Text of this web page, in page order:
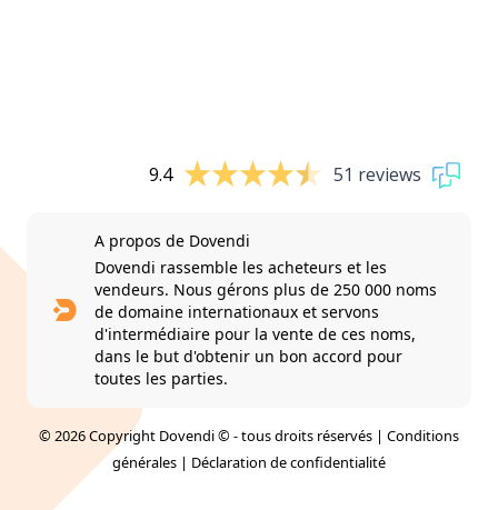
9.4 51 reviews
A propos de Dovendi
Dovendi rassemble les acheteurs et les
vendeurs. Nous gérons plus de 250 000 noms
de domaine internationaux et servons
d'intermédiaire pour la vente de ces noms,
dans le but d'obtenir un bon accord pour
toutes les parties.
© 2026 Copyright Dovendi © - tous droits réservés | Conditions
générales | Déclaration de confidentialité